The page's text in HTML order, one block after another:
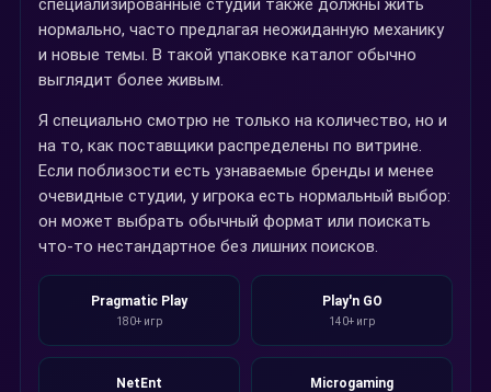
специализированные студии также должны жить
нормально, часто предлагая неожиданную механику
и новые темы. В такой упаковке каталог обычно
выглядит более живым.
Я специально смотрю не только на количество, но и
на то, как поставщики распределены по витрине.
Если поблизости есть узнаваемые бренды и менее
очевидные студии, у игрока есть нормальный выбор:
он может выбрать обычный формат или поискать
что-то нестандартное без лишних поисков.
Pragmatic Play
180+ игр
Play'n GO
140+ игр
NetEnt Microgaming